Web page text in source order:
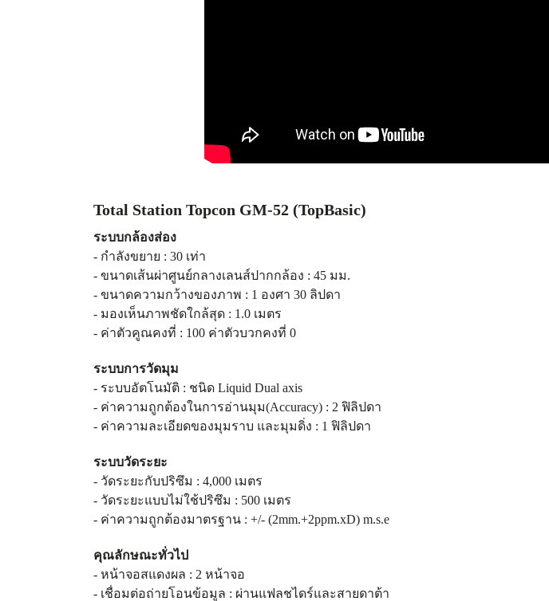
Total Station Topcon GM-52 (TopBasic)
ระบบกล้องส่อง
- กำลังขยาย : 30 เท่า
- ขนาดเส้นผ่าศูนย์กลางเลนส์ปากกล้อง : 45 มม.
- ขนาดความกว้างของภาพ : 1 องศา 30 ลิปดา
- มองเห็นภาพชัดใกล้สุด : 1.0 เมตร
- ค่าตัวคูณคงที่ : 100 ค่าตัวบวกคงที่ 0
ระบบการวัดมุม
- ระบบอัตโนมัติ : ชนิด Liquid Dual axis
- ค่าความถูกต้องในการอ่านมุม(Accuracy) : 2 ฟิลิปดา
- ค่าความละเอียดของมุมราบ และมุมดิ่ง : 1 ฟิลิปดา
ระบบวัดระยะ
- วัดระยะกับปริซึม : 4,000 เมตร
- วัดระยะแบบไม่ใช้ปริซึม : 500 เมตร
- ค่าความถูกต้องมาตรฐาน : +/- (2mm.+2ppm.xD) m.s.e
คุณลักษณะทั่วไป
- หน้าจอสแดงผล : 2 หน้าจอ
- เชื่อมต่อถ่ายโอนข้อมูล : ผ่านแฟลชไดร์และสายดาต้า